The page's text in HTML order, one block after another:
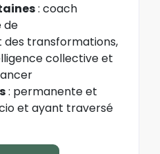
: coach
de
des transformations,
collective et
: permanente et
et ayant traversé